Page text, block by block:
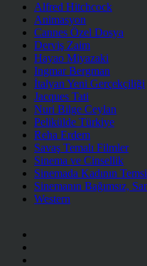
Alfred Hitchcock
Animasyon
Cannes Özel Dosya
Derviş Zaim
Hayao Miyazaki
Ingmar Bergman
İtalyan Yeni Gerçekçiliği
Jacques Tati
Nuri Bilge Ceylan
Pelikülde Türkiye
Reha Erdem
Savaş Temalı Filmler
Sinema ve Cinsellik
Sinemada Kadının
Sinemanın Bağımsız,
Western